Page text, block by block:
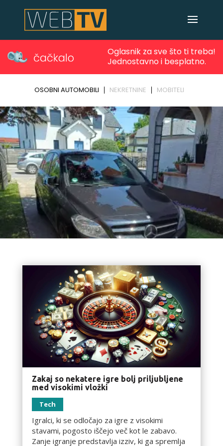
Zakaj so nekatere igre bolj priljubljene
med visokimi vložki
Tech
Igralci, ki se odločajo za igre z visokimi
stavami, pogosto iščejo več kot le zabavo.
Zanje igranje predstavlja izziv, ki ga spremlja